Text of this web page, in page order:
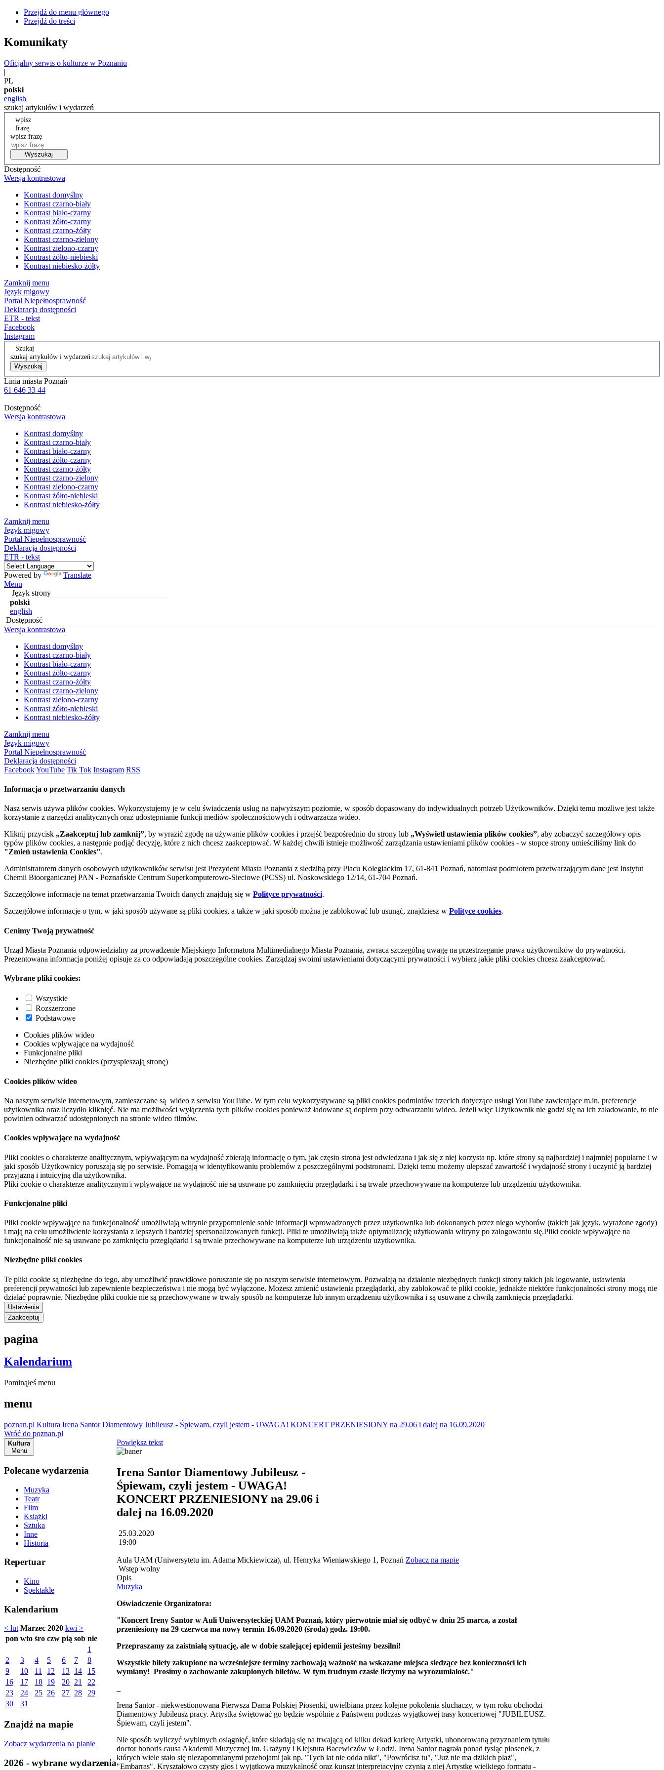
Przejdź do menu głównego
Przejdź do treści
Komunikaty
Oficjalny serwis o kulturze w Poznaniu
|
PL
polski
english
szukaj artykułów i wydarzeń
wpisz
frazę
wpisz frazę
Wyszukaj
Dostępność
Wersja kontrastowa
Kontrast domyślny
Kontrast czarno-biały
Kontrast biało-czarny
Kontrast żółto-czarny
Kontrast czarno-żółty
Kontrast czarno-zielony
Kontrast zielono-czarny
Kontrast żółto-niebieski
Kontrast niebiesko-żółty
Zamknij menu
Język migowy
Portal Niepełnosprawność
Deklaracja dostępności
ETR - tekst
Facebook
Instagram
Szukaj
szukaj artykułów i wydarzeń
Wyszukaj
Linia miasta Poznań
61 646 33 44
Dostępność
Wersja kontrastowa
Kontrast domyślny
Kontrast czarno-biały
Kontrast biało-czarny
Kontrast żółto-czarny
Kontrast czarno-żółty
Kontrast czarno-zielony
Kontrast zielono-czarny
Kontrast żółto-niebieski
Kontrast niebiesko-żółty
Zamknij menu
Język migowy
Portal Niepełnosprawność
Deklaracja dostępności
ETR - tekst
Powered by
Translate
Menu
Język strony
polski
english
Dostępność
Wersja kontrastowa
Kontrast domyślny
Kontrast czarno-biały
Kontrast biało-czarny
Kontrast żółto-czarny
Kontrast czarno-żółty
Kontrast czarno-zielony
Kontrast zielono-czarny
Kontrast żółto-niebieski
Kontrast niebiesko-żółty
Zamknij menu
Język migowy
Portal Niepełnosprawność
Deklaracja dostępności
FacebookYouTube Tik Tok Instagram RSS
Informacja o przetwarzaniu danych
Nasz serwis używa plików cookies. Wykorzystujemy je w celu świadczenia usług na najwyższym poziomie, w sposób dopasowany do indywidualnych potrzeb Użytkowników. Dzięki temu możliwe jest także
korzystanie z narzędzi analitycznych oraz udostępnianie funkcji mediów społecznościowych i odtwarzacza wideo.
Kliknij przycisk „Zaakceptuj lub zamknij”, by wyrazić zgodę na używanie plików cookies i przejść bezpośrednio do strony lub „Wyświetl ustawienia plików cookies”, aby zobaczyć szczegółowy opis
typów plików cookies, a następnie podjąć decyzję, które z nich chcesz zaakceptować. W każdej chwili istnieje możliwość zarządzania ustawieniami plików cookies - w stopce strony umieściliśmy link do
"Zmień ustawienia Cookies".
Administratorem danych osobowych użytkowników serwisu jest Prezydent Miasta Poznania z siedzibą przy Placu Kolegiackim 17, 61-841 Poznań, natomiast podmiotem przetwarzającym dane jest Instytut
Chemii Bioorganicznej PAN - Poznańskie Centrum Superkomputerowo-Sieciowe (PCSS) ul. Noskowskiego 12/14, 61-704 Poznań.
Szczegółowe informacje na temat przetwarzania Twoich danych znajdują się w Polityce prywatności.
Szczegółowe informacje o tym, w jaki sposób używane są pliki cookies, a także w jaki sposób można je zablokować lub usunąć, znajdziesz w Polityce cookies.
Cenimy Twoją prywatność
Urząd Miasta Poznania odpowiedzialny za prowadzenie Miejskiego Informatora Multimedialnego Miasta Poznania, zwraca szczególną uwagę na przestrzeganie prawa użytkowników do prywatności.
Prezentowana informacja poniżej opisuje za co odpowiadają poszczególne cookies. Zarządzaj swoimi ustawieniami dotyczącymi prywatności i wybierz jakie pliki cookies chcesz zaakceptować.
Wybrane pliki cookies:
Wszystkie
Rozszerzone
Podstawowe
Cookies plików wideo
Cookies wpływające na wydajność
Funkcjonalne pliki
Niezbędne pliki cookies (przyspieszają stronę)
Cookies plików wideo
Na naszym serwisie internetowym, zamieszczane są wideo z serwisu YouTube. W tym celu wykorzystywane są pliki cookies podmiotów trzecich dotyczące usługi YouTube zawierające m.in. preferencje
użytkownika oraz liczydło kliknięć. Nie ma możliwości wyłączenia tych plików cookies ponieważ ładowane są dopiero przy odtwarzaniu wideo. Jeżeli więc Użytkownik nie godzi się na ich załadowanie, to nie
powinien odtwarzać udostępnionych na stronie wideo filmów.
Cookies wpływające na wydajność
Pliki cookies o charakterze analitycznym, wpływającym na wydajność zbierają informację o tym, jak często strona jest odwiedzana i jak się z niej korzysta np. które strony są najbardziej i najmniej popularne i w
jaki sposób Użytkownicy poruszają się po serwisie. Pomagają w identyfikowaniu problemów z poszczególnymi podstronami. Dzięki temu możemy ulepszać zawartość i wydajność strony i uczynić ją bardziej
przyjazną i intuicyjną dla użytkownika.
Pliki cookie o charakterze analitycznym i wpływające na wydajność nie są usuwane po zamknięciu przeglądarki i są trwale przechowywane na komputerze lub urządzeniu użytkownika.
Funkcjonalne pliki
Pliki cookie wpływające na funkcjonalność umożliwiają witrynie przypomnienie sobie informacji wprowadzonych przez użytkownika lub dokonanych przez niego wyborów (takich jak język, wyrażone zgody)
i mają na celu umożliwienie korzystania z lepszych i bardziej spersonalizowanych funkcji. Pliki te umożliwiają także optymalizację użytkowania witryny po zalogowaniu się.Pliki cookie wpływające na
funkcjonalność nie są usuwane po zamknięciu przeglądarki i są trwale przechowywane na komputerze lub urządzeniu użytkownika.
Niezbędne pliki cookies
Te pliki cookie są niezbędne do tego, aby umożliwić prawidłowe poruszanie się po naszym serwisie internetowym. Pozwalają na działanie niezbędnych funkcji strony takich jak logowanie, ustawienia
preferencji prywatności lub zapewnienie bezpieczeństwa i nie mogą być wyłączone. Możesz zmienić ustawienia przeglądarki, aby zablokować te pliki cookie, jednakże niektóre funkcjonalności strony mogą nie
działać poprawnie. Niezbędne pliki cookie nie są przechowywane w trwały sposób na komputerze lub innym urządzeniu użytkownika i są usuwane z chwilą zamknięcia przeglądarki.
Ustawienia
Zaakceptuj
pagina
Kalendarium
Pominąłeś menu
menu
poznan.pl Kultura Irena Santor Diamentowy Jubileusz - Śpiewam, czyli jestem - UWAGA! KONCERT PRZENIESIONY na 29.06 i dalej na 16.09.2020
Wróć do poznan.pl
Kultura
Menu
Polecane wydarzenia
Muzyka
Teatr
Film
Książki
Sztuka
Inne
Historia
Repertuar
Kino
Spektakle
Kalendarium
< lut Marzec 2020 kwi >
pon wto śro czw pią sob nie
1
2
3 4 5 6 7
8
9
10 11 12 13 14
15
16
17 18 19 20 21
22
23
24 25 26 27 28
29
30
31
Znajdź na mapie
Zobacz wydarzenia na planie
2026 - wybrane wydarzenia
Powiększ tekst
Irena Santor Diamentowy Jubileusz -
Śpiewam, czyli jestem - UWAGA!
KONCERT PRZENIESIONY na 29.06 i
dalej na 16.09.2020
25.03.2020
19:00
Aula UAM (Uniwersytetu im. Adama Mickiewicza), ul. Henryka Wieniawskiego 1, Poznań Zobacz na mapie
Wstęp wolny
Opis
Muzyka
Oświadczenie Organizatora:
"Koncert Ireny Santor w Auli Uniwersyteckiej UAM Poznań, który pierwotnie miał się odbyć w dniu 25 marca, a został
przeniesiony na 29 czerwca ma nowy termin 16.09.2020 (środa) godz. 19:00.
Przepraszamy za zaistniałą sytuację, ale w dobie szalejącej epidemii jesteśmy bezsilni!
Wszystkie bilety zakupione na wcześniejsze terminy zachowają ważność na wskazane miejsca siedzące bez konieczności ich
wymiany! Prosimy o zachowanie zakupionych biletów. W tym trudnym czasie liczymy na wyrozumiałość."
Irena Santor - niekwestionowana Pierwsza Dama Polskiej Piosenki, uwielbiana przez kolejne pokolenia słuchaczy, w tym roku obchodzi
Diamentowy Jubileusz pracy. Artystka świętować go będzie wspólnie z Państwem podczas wyjątkowej trasy koncertowej "JUBILEUSZ.
Śpiewam, czyli jestem".
Nie sposób wyliczyć wybitnych osiągnięć, które składają się na trwającą od kilku dekad karierę Artystki, uhonorowaną przyznaniem tytułu
doctor honoris causa Akademii Muzycznej im. Grażyny i Kiejstuta Bacewiczów w Łodzi. Irena Santor nagrała ponad tysiąc piosenek, z
których wiele stało się niezapomnianymi przebojami jak np. "Tych lat nie odda nikt", "Powrócisz tu", "Już nie ma dzikich plaż",
"Embarras". Kryształowo czysty głos i wyjątkowa muzykalność oraz kunszt interpretacyjny czynią z niej Artystkę wielkiego formatu -